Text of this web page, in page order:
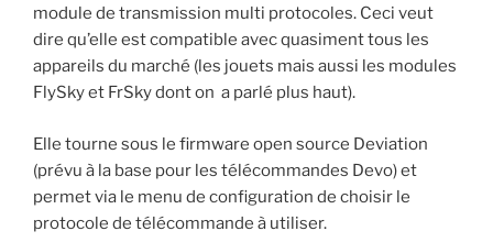
module de transmission multi protocoles. Ceci veut
dire qu’elle est compatible avec quasiment tous les
appareils du marché (les jouets mais aussi les modules
FlySky et FrSky dont on a parlé plus haut).
Elle tourne sous le firmware open source Deviation
(prévu à la base pour les télécommandes Devo) et
permet via le menu de configuration de choisir le
protocole de télécommande à utiliser.